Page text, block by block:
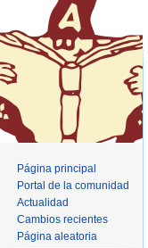
Página principal
Portal de la comunidad
Actualidad
Cambios recientes
Página aleatoria